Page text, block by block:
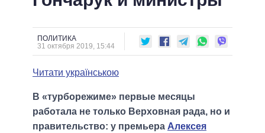
ОБЗОРЫ
ДАЙДЖЕСТЫ
ПРЕЗИДЕНТ И ОФИС
ВЕРХОВНАЯ РАДА
КАБИНЕТ МИНИСТРОВ
МЭРЫ
ВСЕ ПЕРСОНЫ
ПОДДЕРЖАТЬ
СРАВНЕНИЕ ПОЛИТИКОВ
ПОЛИТИКА
31 октября 2019, 15:44
Читати українською
В «турборежиме» первые месяцы
работала не только Верховная рада, но и
правительство: у премьера Алексея